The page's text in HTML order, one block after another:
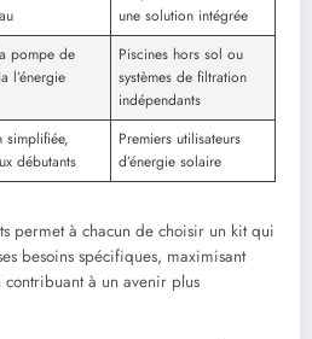
une solution intégrée
pompe de
l’énergie
Piscines hors sol ou
systèmes de filtration
indépendants
simplifiée,
débutants
Premiers utilisateurs
d’énergie solaire
permet à chacun de choisir un kit qui
besoins spécifiques, maximisant
contribuant à un avenir plus